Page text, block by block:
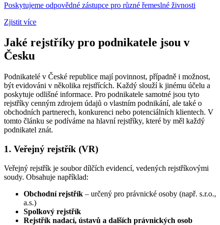
Poskytujeme odpovědné zástupce pro různé řemeslné živnosti
Zjistit více
Jaké rejstříky pro podnikatele jsou v
Česku
Podnikatelé v České republice mají povinnost, případně i možnost,
být evidováni v několika rejstřících. Každý slouží k jinému účelu a
poskytuje odlišné informace. Pro podnikatele samotné jsou tyto
rejstříky cenným zdrojem údajů o vlastním podnikání, ale také o
obchodních partnerech, konkurenci nebo potenciálních klientech. V
tomto článku se podíváme na hlavní rejstříky, které by měl každý
podnikatel znát.
1. Veřejný rejstřík (VR)
Veřejný rejstřík je soubor dílčích evidencí, vedených rejstříkovými
soudy. Obsahuje například:
Obchodní rejstřík – určený pro právnické osoby (např. s.r.o.,
a.s.)
Spolkový rejstřík
Rejstřík nadací, ústavů a dalších právnických osob